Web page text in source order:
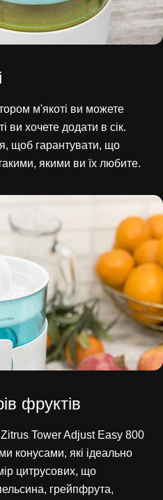
м'якоті ви можете
ви хочете додати в сік.
щоб гарантувати, що
якими ви їх любите.
фруктів
Tower Adjust Easy 800
конусами, які ідеально
цитрусових, що
грейпфрута,